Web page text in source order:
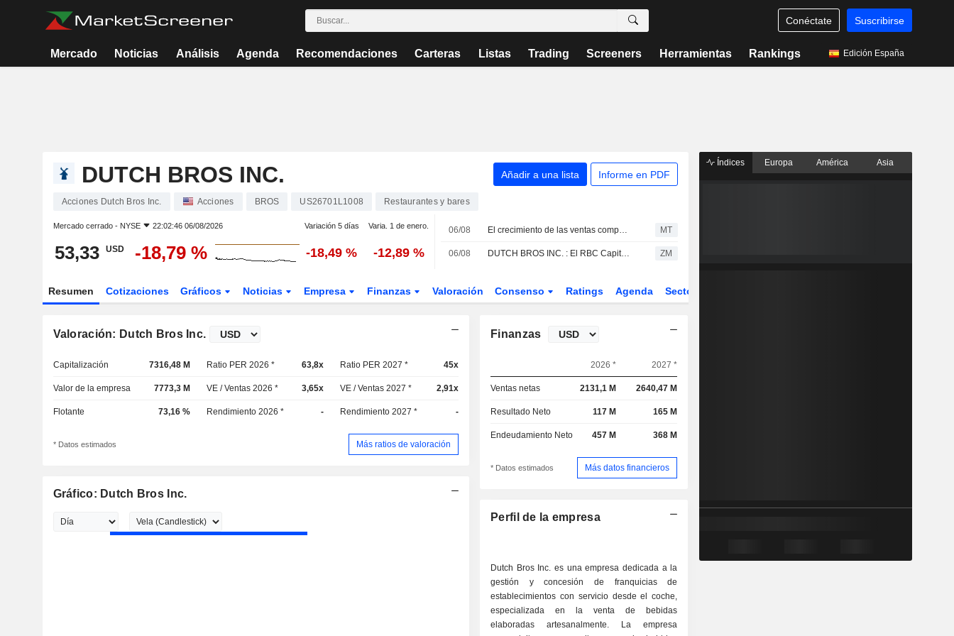
Conéctate Suscribirse
Mercado Noticias Análisis Agenda Recomendaciones Carteras Listas Trading Screeners Herramientas Rankings Edición España
DUTCH BROS INC. Añadir a una lista Informe en PDF
Acciones Dutch Bros Inc. Acciones BROS US26701L1008 Restaurantes y bares
Mercado cerrado - NYSE 22:02:46 06/08/2026 Variación 5 días Varia. 1 de enero.
53,33 USD -18,79 % -18,49 % -12,89 %
06/08 El crecimiento de las ventas comparables de Dutch Bros en el segundo trimestre y sus previsiones para el tercero no alcanzan las expectativas del mercado, según RBC Capital Markets MT
06/08 DUTCH BROS INC. : El RBC Capital Markets continua con un recomendación de compra ZM
Resumen Cotizaciones Gráficos Noticias Empresa Finanzas Valoración Consenso Ratings Agenda Sector
Valoración: Dutch Bros Inc.
Capitalización 7316,48 M Ratio PER 2026 * 63,8x Ratio PER 2027 * 45x
Valor de la empresa 7773,3 M VE / Ventas 2026 * 3,65x VE / Ventas 2027 * 2,91x
Flotante 73,16 % Rendimiento 2026 * - Rendimiento 2027 * -
* Datos estimados Más ratios de valoración
Gráfico: Dutch Bros Inc.
Finanzas
2026 * 2027 *
Ventas netas 2131,1 M 2640,47 M
Resultado Neto 117 M 165 M
Endeudamiento Neto 457 M 368 M
* Datos estimados Más datos financieros
Perfil de la empresa
Dutch Bros Inc. es una empresa dedicada a la
gestión y concesión de franquicias de
establecimientos con servicio desde el coche,
especializada en la venta de bebidas
elaboradas artesanalmente. La empresa
Índices Europa América Asia